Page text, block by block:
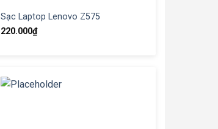
Sạc Laptop Lenovo Z575
220.000₫